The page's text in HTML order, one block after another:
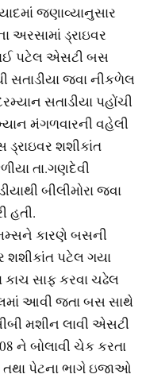
જણાવ્‍યાનુસાર
અરસામાં ડ્રાઇવર
પટેલ એસટી બસ
સતાડીયા જવા નીકળેલ
સતાડીયા પહોંચી
મંગળવારની વહેલી
શશીકાંત
તા.ગણદેવી
બીલીમોરા જવા
હતી.
કારણે બસની
શશીકાંત પટેલ ગયા
સાફ કરવા ચઢેલ
આવી જતા બસ સાથે
મશીન લાવી એસટી
ને બોલાવી ચેક કરતા
તથા પેટના ભાગે ઇજાઓ